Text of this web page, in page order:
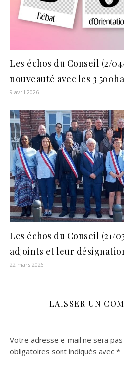
Les échos du Conseil (2/
nouveauté avec les 3
9 avril 2026
Les échos du Conseil (21/
adjoints et leur
22 mars 2026
LAISSER UN
Votre adresse e-mail ne sera pas
obligatoires sont indiqués avec *